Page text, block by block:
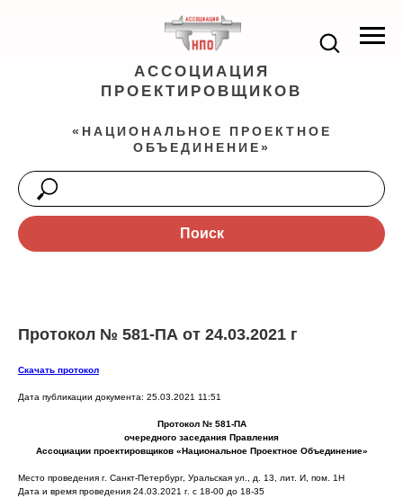
АССОЦИАЦИЯ
ПРОЕКТИРОВЩИКОВ
«НАЦИОНАЛЬНОЕ ПРОЕКТНОЕ
ОБЪЕДИНЕНИЕ»
Поиск
Протокол № 581-ПА от 24.03.2021 г
Скачать протокол
Дата публикации документа: 25.03.2021 11:51
Протокол № 581-ПА
очередного заседания Правления
Ассоциации проектировщиков «Национальное Проектное Объединение»
Место проведения г. Санкт-Петербург, Уральская ул., д. 13, лит. И, пом. 1Н
Дата и время проведения 24.03.2021 г. с 18-00 до 18-35